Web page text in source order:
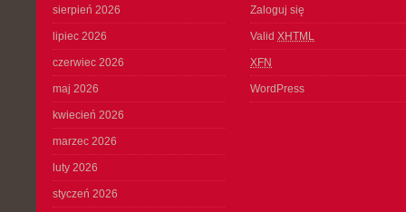
sierpień 2026
lipiec 2026
czerwiec 2026
maj 2026
kwiecień 2026
marzec 2026
luty 2026
styczeń 2026
Zaloguj się
Valid XHTML
XFN
WordPress